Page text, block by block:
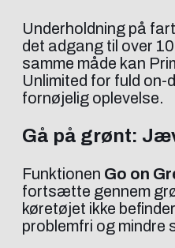
Underholdning på
det adgang til over
samme måde kan
Unlimited for fuld
fornøjelig oplevelse.
Gå på grønt:
Funktionen Go on
fortsætte gennem
køretøjet ikke
problemfri og mindre